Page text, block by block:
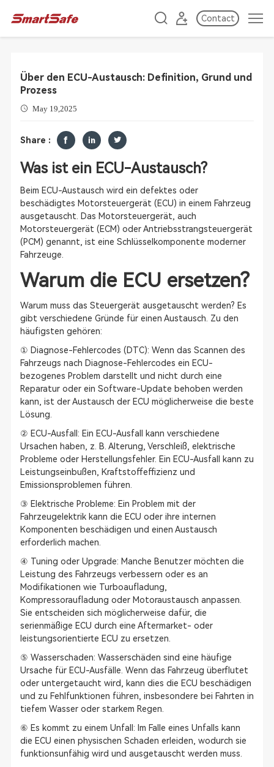
Contact
Über den ECU-Austausch: Definition, Grund und
Prozess
May 19,2025
Share :
Was ist ein ECU-Austausch?
Beim ECU-Austausch wird ein defektes oder
beschädigtes Motorsteuergerät (ECU) in einem Fahrzeug
ausgetauscht. Das Motorsteuergerät, auch
Motorsteuergerät (ECM) oder Antriebsstrangsteuergerät
(PCM) genannt, ist eine Schlüsselkomponente moderner
Fahrzeuge.
Warum die ECU ersetzen?
Warum muss das Steuergerät ausgetauscht werden? Es
gibt verschiedene Gründe für einen Austausch. Zu den
häufigsten gehören:
① Diagnose-Fehlercodes (DTC): Wenn das Scannen des
Fahrzeugs nach Diagnose-Fehlercodes ein ECU-
bezogenes Problem darstellt und nicht durch eine
Reparatur oder ein Software-Update behoben werden
kann, ist der Austausch der ECU möglicherweise die beste
Lösung.
② ECU-Ausfall: Ein ECU-Ausfall kann verschiedene
Ursachen haben, z. B. Alterung, Verschleiß, elektrische
Probleme oder Herstellungsfehler. Ein ECU-Ausfall kann zu
Leistungseinbußen, Kraftstoffeffizienz und
Emissionsproblemen führen.
③ Elektrische Probleme: Ein Problem mit der
Fahrzeugelektrik kann die ECU oder ihre internen
Komponenten beschädigen und einen Austausch
erforderlich machen.
④ Tuning oder Upgrade: Manche Benutzer möchten die
Leistung des Fahrzeugs verbessern oder es an
Modifikationen wie Turboaufladung,
Kompressoraufladung oder Motoraustausch anpassen.
Sie entscheiden sich möglicherweise dafür, die
serienmäßige ECU durch eine Aftermarket- oder
leistungsorientierte ECU zu ersetzen.
⑤ Wasserschaden: Wasserschäden sind eine häufige
Ursache für ECU-Ausfälle. Wenn das Fahrzeug überflutet
oder untergetaucht wird, kann dies die ECU beschädigen
und zu Fehlfunktionen führen, insbesondere bei Fahrten in
tiefem Wasser oder starkem Regen.
⑥ Es kommt zu einem Unfall: Im Falle eines Unfalls kann
die ECU einen physischen Schaden erleiden, wodurch sie
funktionsunfähig wird und ausgetauscht werden muss.